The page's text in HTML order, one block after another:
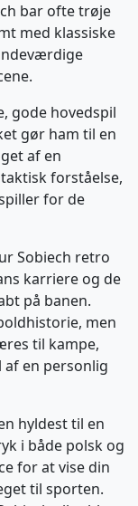
bar ofte trøje
med klassiske
gode hovedspil
gør ham til en
af en
forståelse,
for de
Sobiech retro
karriere og de
på banen.
men
til kampe,
af en personlig
hyldest til en
i både polsk og
for at vise din
til sporten.